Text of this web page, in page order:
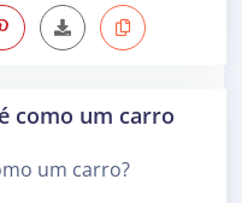
como um carro
um carro?